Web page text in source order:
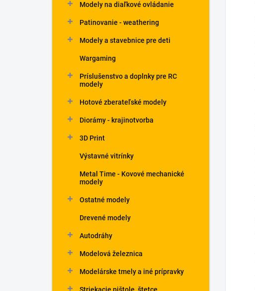
Modely na diaľkové ovládanie
Patinovanie - weathering
Modely a stavebnice pre deti
Wargaming
Príslušenstvo a doplnky pre RC
modely
Hotové zberateľské modely
Diorámy - krajinotvorba
3D Print
Výstavné vitrínky
Metal Time - Kovové mechanické
modely
Ostatné modely
Drevené modely
Autodráhy
Modelová železnica
Modelárske tmely a iné prípravky